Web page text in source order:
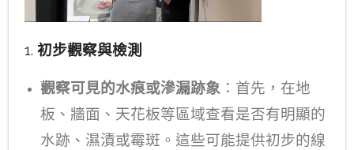
1. 初步觀察與檢測
觀察可見的水痕或滲漏跡象 ：首先，在地
板、牆面、天花板等區域查看是否有明顯的
水跡、濕漬或霉斑。這些可能提供初步的線